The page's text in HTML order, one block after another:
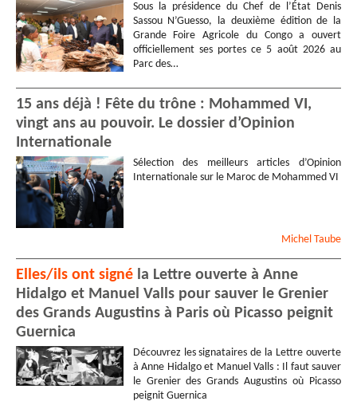
Sous la présidence du Chef de l’État Denis
Sassou N’Guesso, la deuxième édition de la
Grande Foire Agricole du Congo a ouvert
officiellement ses portes ce 5 août 2026 au
Parc des…
15 ans déjà ! Fête du trône : Mohammed VI,
vingt ans au pouvoir. Le dossier d’Opinion
Internationale
Sélection des meilleurs articles d’Opinion
Internationale sur le Maroc de Mohammed VI
Michel Taube
Elles/ils ont signé la Lettre ouverte à Anne
Hidalgo et Manuel Valls pour sauver le Grenier
des Grands Augustins à Paris où Picasso peignit
Guernica
Découvrez les signataires de la Lettre ouverte
à Anne Hidalgo et Manuel Valls : Il faut sauver
le Grenier des Grands Augustins où Picasso
peignit Guernica